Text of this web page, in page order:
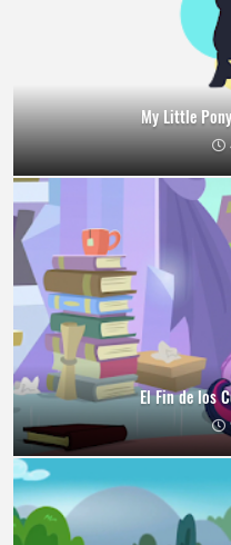
My Little
El Fin de los